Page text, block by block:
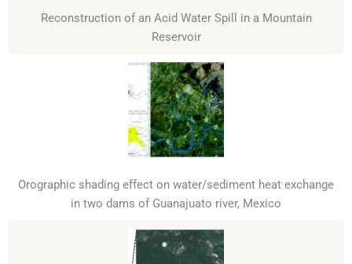
Reconstruction of an Acid Water Spill in a Mountain
Reservoir
Orographic shading effect on water/sediment heat exchange
in two dams of Guanajuato river, Mexico